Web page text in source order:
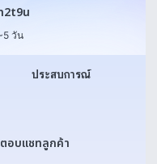
วัน
ประสบการณ์
อบแชทลูกค้า